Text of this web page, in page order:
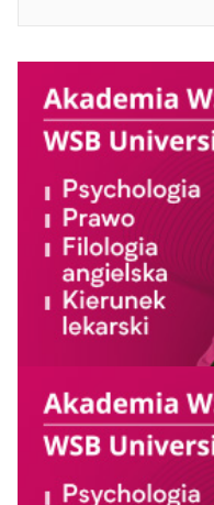
Uniwersytet
15=
Wrocławski
15=
Akademia Leona
Koźmińskiego w
Warszawie
18
Warszawski
Uniwersytet
Medyczny
19
Uniwersytet
Mikołaja Kopernika
w Toruniu
21
Uniwersytet
Medyczny im.
Piastów Śląskich we
Wrocławiu